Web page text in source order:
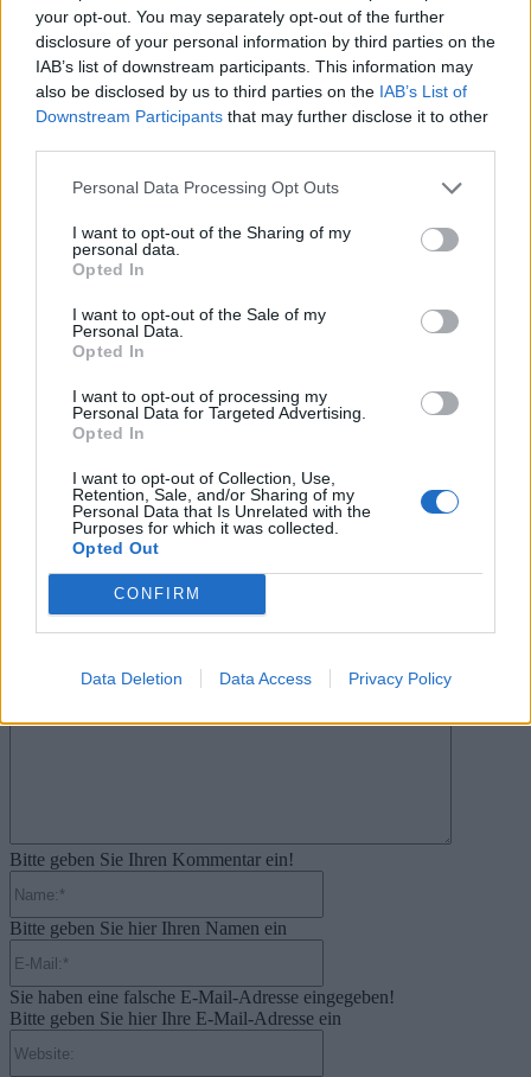
your opt-out. You may separately opt-out of the further
disclosure of your personal information by third parties on the
IAB’s list of downstream participants. This information may
also be disclosed by us to third parties on the IAB’s List of
Downstream Participants that may further disclose it to other
Personal Data Processing Opt Outs
I want to opt-out of the Sharing of my
personal data.
Opted In
I want to opt-out of the Sale of my
Personal Data.
Opted In
I want to opt-out of processing my
Personal Data for Targeted Advertising.
Opted In
I want to opt-out of Collection, Use,
Retention, Sale, and/or Sharing of my
Personal Data that Is Unrelated with the
Purposes for which it was collected.
Opted Out
CONFIRM
Data Deletion Data Access Privacy Policy
Tom Clancy‘s The Division 2 –
+ alle Infos
Tom Clancy’s Rainbow Six
veröffentlicht
RELATED ARTICLES
Sony bereitet sich auf GTA 6 vor – PS5-Nachschub für den Mega-Launch
3. August 2026
Halo: Campaign Evolved erhält erstes Update – Zahlreiche Fehler behoben
31. Juli 2026
PlayStation veröffentlicht neue Quartalszahlen – PS5 erreicht 95,3
31. Juli 2026
Bitte geben Sie Ihren Kommentar ein!
Bitte geben Sie hier Ihren Namen ein
Sie haben eine falsche E-Mail-Adresse eingegeben!
Bitte geben Sie hier Ihre E-Mail-Adresse ein